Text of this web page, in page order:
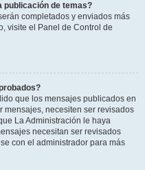
publicación de temas?
completados y enviados más
visite el Panel de Control de
que los mensajes publicados en
mensajes, necesiten ser revisados
La Administración le haya
necesitan ser revisados
con el administrador para más